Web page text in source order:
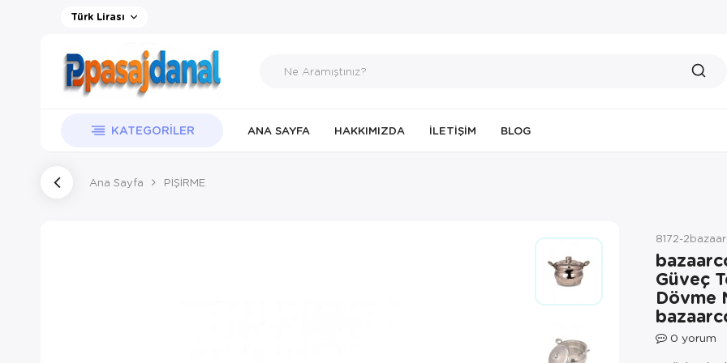
Türk Lirası
KATEGORILER ANA SAYFA HAKKIMIZDA İLETIŞIM BLOG
Ana Sayfa PİŞİRME
8172-
Güveç
Dövme
0 yorum